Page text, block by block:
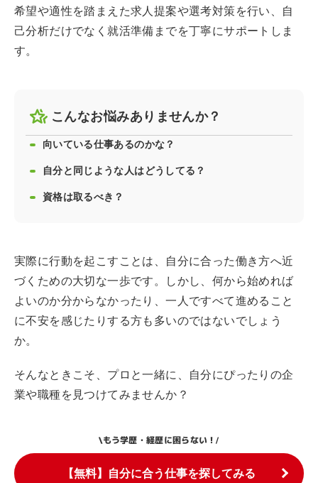
希望や適性を踏まえた求人提案や選考対策を行い、自
己分析だけでなく就活準備までを丁寧にサポートしま
す。
こんなお悩みありませんか？
向いている仕事あるのかな？
自分と同じような人はどうしてる？
資格は取るべき？
実際に行動を起こすことは、自分に合った働き方へ近
づくための大切な一歩です。しかし、何から始めれば
よいのか分からなかったり、一人ですべて進めること
に不安を感じたりする方も多いのではないでしょう
か。
そんなときこそ、プロと一緒に、自分にぴったりの企
業や職種を見つけてみませんか？
\もう学歴・経歴に困らない！/
【無料】自分に合う仕事を探してみる